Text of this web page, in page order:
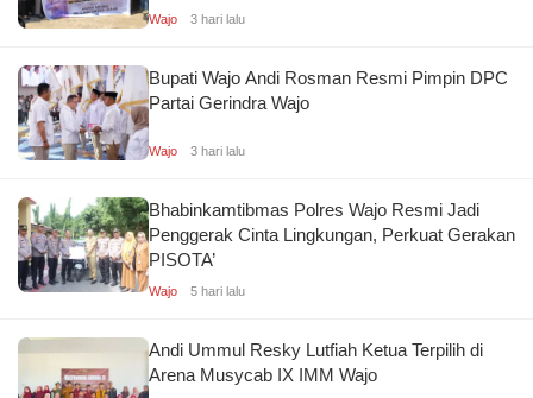
Wajo 3 hari lalu
Bupati Wajo Andi Rosman Resmi Pimpin DPC
Partai Gerindra Wajo
Wajo 3 hari lalu
Bhabinkamtibmas Polres Wajo Resmi Jadi
Penggerak Cinta Lingkungan, Perkuat Gerakan
PISOTA’
Wajo 5 hari lalu
Andi Ummul Resky Lutfiah Ketua Terpilih di
Arena Musycab IX IMM Wajo